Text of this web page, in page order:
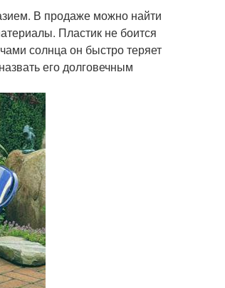
В продаже можно найти
Пластик не боится
солнца он быстро теряет
его долговечным